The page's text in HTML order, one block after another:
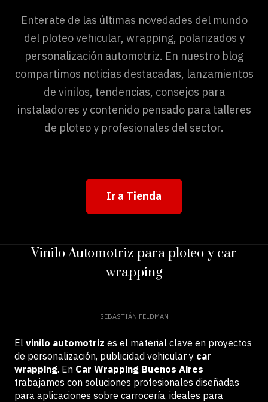
Enterate de las últimas novedades del mundo
del ploteo vehicular, wrapping, polarizados y
personalización automotriz. En nuestro blog
compartimos noticias destacadas, lanzamientos
de vinilos, tendencias, consejos para
instaladores y contenido pensado para talleres
de ploteo y profesionales del sector.
Ir a Tienda
Vinilo Automotriz para ploteo y car
wrapping
SEBASTIÁN FELDMAN
El vinilo automotriz es el material clave en proyectos
de personalización, publicidad vehicular y car
wrapping. En Car Wrapping Buenos Aires
trabajamos con soluciones profesionales diseñadas
para aplicaciones sobre carrocería, ideales para